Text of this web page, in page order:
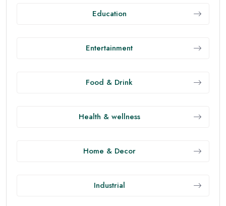
Education
Entertainment
Food & Drink
Health & wellness
Home & Decor
Industrial